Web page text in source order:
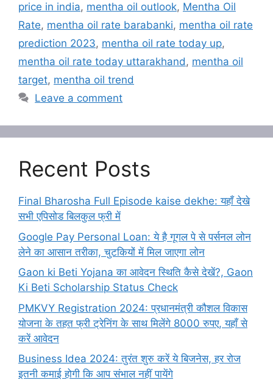
price in india, mentha oil outlook, Mentha Oil
Rate, mentha oil rate barabanki, mentha oil rate
prediction 2023, mentha oil rate today up,
mentha oil rate today uttarakhand, mentha oil
target, mentha oil trend
Leave a comment
Recent Posts
Final Bharosha Full Episode kaise dekhe: यहाँ देखे
सभी एपिसोड बिलकुल फ्री में
Google Pay Personal Loan: ये है गूगल पे से पर्सनल लोन
लेने का आसान तरीका, चुटकियों में मिल जाएगा लोन
Gaon ki Beti Yojana का आवेदन स्थिति कैसे देखें?, Gaon
Ki Beti Scholarship Status Check
PMKVY Registration 2024: प्रधानमंत्री कौशल विकास
योजना के तहत फ्री ट्रेनिंग के साथ मिलेंगे 8000 रुपए, यहाँ से
करें आवेदन
Business Idea 2024: तुरंत शुरु करें ये बिजनेस, हर रोज
इतनी कमाई होगी कि आप संभाल नहीं पायेंगे